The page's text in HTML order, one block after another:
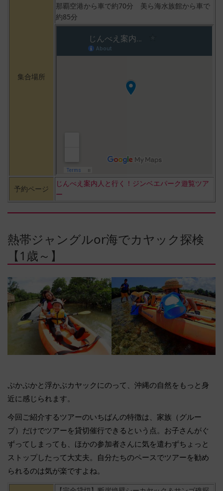
集合場所
那覇空港から車で約70分 美ら海水族館から車で
約85分
予約ページ
じんべえ案内人と行く！ジンベエパーク遊覧ツア
ー
熱帯ジャングルor海でカヤック探検
【1歳～】
ぷかぷかと浮かぶカヤックにのって、沖縄の自然をもっと身
近に感じられます。
今回ご紹介するツアーのいちばんの特徴は、家族（グルー
プ）だけでツアーを貸切催行できるという点。お子さんがぐ
ずってしまっても、ほかの参加者さんに気を遣わずちょっと
ストップしたって大丈夫。自分たちのペースでツアーを勧め
られるのは気が楽ですよね。